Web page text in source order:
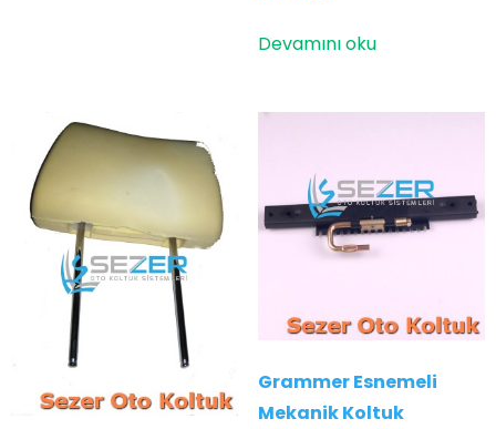
Devamını oku
Grammer Esnemeli
Mekanik Koltuk